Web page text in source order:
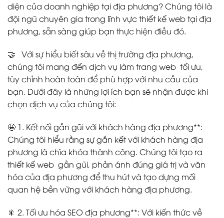
diện của doanh nghiệp tại địa phương? Chúng tôi là
đội ngũ chuyên gia trong lĩnh vực thiết kế web tại địa
phương, sẵn sàng giúp bạn thực hiện điều đó.
🤝 Với sự hiểu biết sâu về thị trường địa phương,
chúng tôi mang đến dịch vụ làm trang web tối ưu,
tùy chỉnh hoàn toàn để phù hợp với nhu cầu của
bạn. Dưới đây là những lợi ích bạn sẽ nhận được khi
chọn dịch vụ của chúng tôi:
🤩 1. Kết nối gần gũi với khách hàng địa phương**:
Chúng tôi hiểu rằng sự gắn kết với khách hàng địa
phương là chìa khóa thành công. Chúng tôi tạo ra
thiết kế web gần gũi, phản ánh đúng giá trị và văn
hóa của địa phương để thu hút và tạo dựng mối
quan hệ bền vững với khách hàng địa phương.
🎇 2. Tối ưu hóa SEO địa phương**: Với kiến thức về